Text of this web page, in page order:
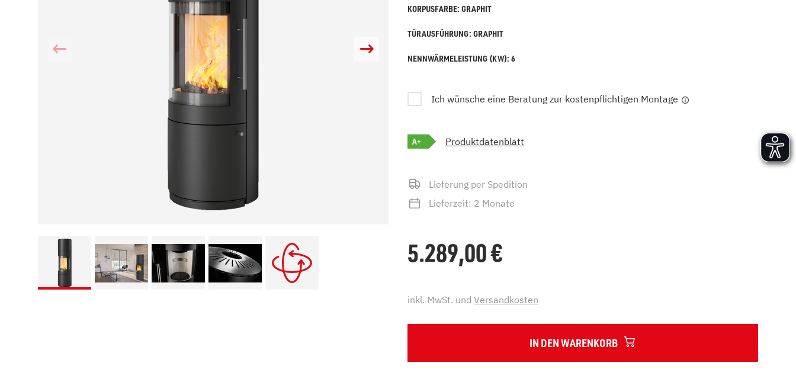
Kamin und Rauchmelder
Pelletofen im Wohnzimmer
Alternativen zu Öl und Gas
Wärmepumpe mit Kamin
Holzvergaserkessel
Heizen mit Pellets
E bis G
H bis N
T bis Z
KORPUSFARBE: GRAPHIT
TÜRAUSFÜHRUNG: GRAPHIT
NENNWÄRMELEISTUNG (KW): 6
Ich wünsche eine Beratung zur kostenpflichtigen Montage
A+ Produktdatenblatt
Lieferung per Spedition
Lieferzeit: 2 Monate
5.289,00€
inkl. MwSt. und Versandkosten
IN DEN WARENKORB